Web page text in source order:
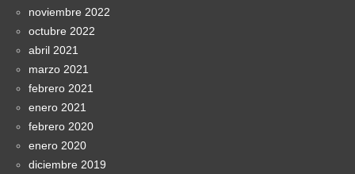
noviembre 2022
octubre 2022
abril 2021
marzo 2021
febrero 2021
enero 2021
febrero 2020
enero 2020
diciembre 2019